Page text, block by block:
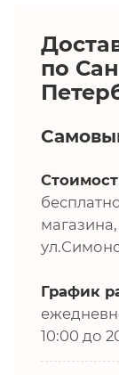
по
магазина,
График
10:00 до